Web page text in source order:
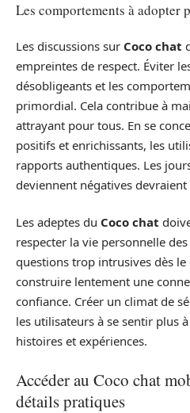
Les comportements à adopter
Les discussions sur Coco chat
empreintes de respect. Éviter
désobligeants et les
primordial. Cela contribue à
attrayant pour tous. En se
positifs et enrichissants, les
rapports authentiques. Les
deviennent négatives
Les adeptes du Coco chat
respecter la vie personnelle
questions trop intrusives dès
construire lentement une
confiance. Créer un climat de
les utilisateurs à se sentir plus
histoires et expériences.
Accéder au Coco chat
détails pratiques